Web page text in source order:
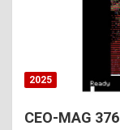
2025
CEO-MAG 376